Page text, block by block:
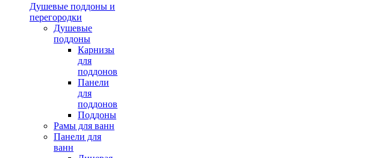
Душевые поддоны и
перегородки
Душевые
поддоны
Карнизы
для
поддонов
Панели
для
поддонов
Поддоны
Рамы для ванн
Панели для
ванн